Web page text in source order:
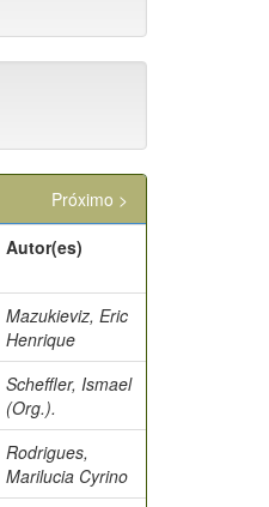
Próximo >
Autor(es)
Mazukieviz, Eric
Henrique
Scheffler, Ismael
(Org.).
Rodrigues,
Marilucia Cyrino